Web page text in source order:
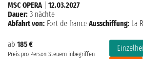
ab 185 €
Preis pro Person Steuern inbegriffen
MSC OPERA| 12.03.2027
Dauer: 3 nächte
Abfahrt von: Fort de france Ausschiffung: La